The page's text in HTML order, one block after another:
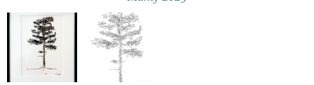
Mänty